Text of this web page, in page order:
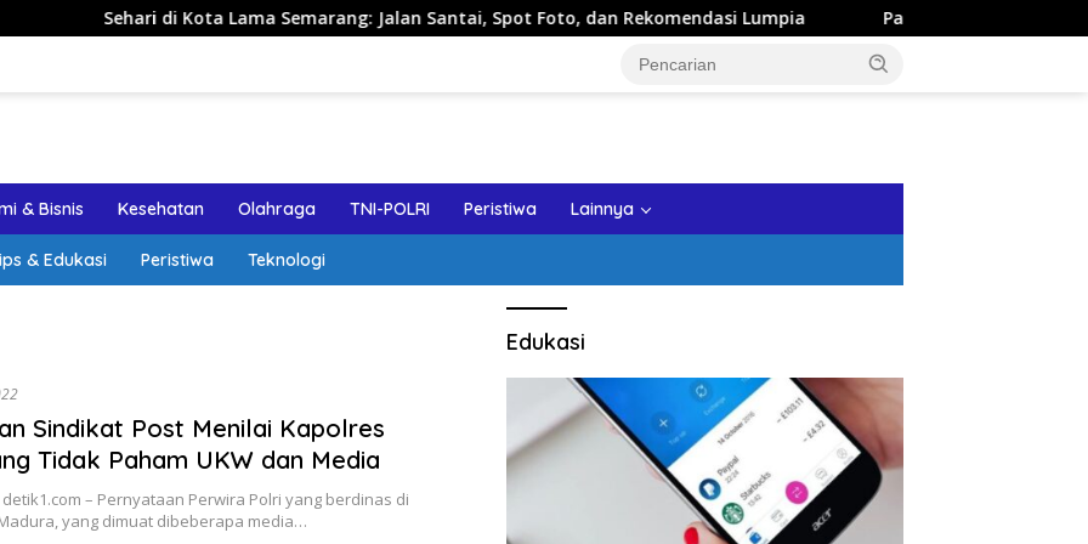
di Kota Lama Semarang: Jalan Santai, Spot Foto, dan Rekomendasi Lumpia Panduan Wisata Keluarga ke Kota
& Bisnis Kesehatan Olahraga TNI-POLRI Peristiwa Lainnya
& Edukasi Peristiwa Teknologi
Sindikat Post Menilai Kapolres
Tidak Paham UKW dan Media
– Pernyataan Perwira Polri yang berdinas di
yang dimuat dibeberapa media…
Edukasi